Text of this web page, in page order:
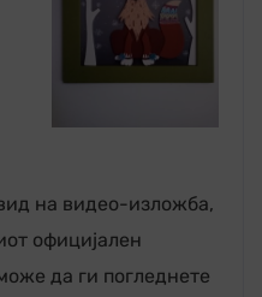
на видео-изложба,
официјален
да ги погледнете